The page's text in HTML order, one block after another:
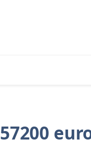
57200